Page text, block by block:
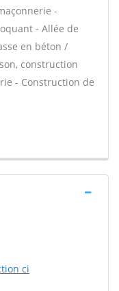
-
- Allée de
en béton /
construction
- Construction de
ci